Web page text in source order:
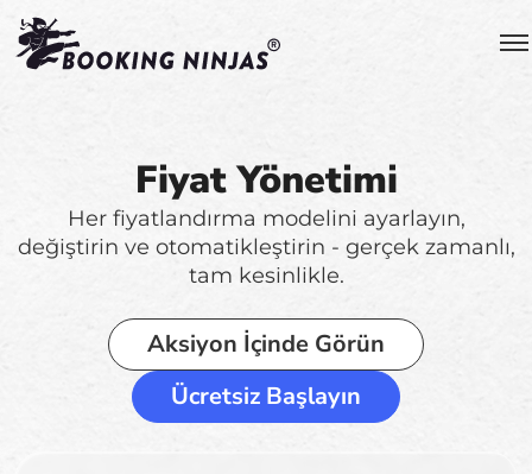
Fiyat Yönetimi
Her fiyatlandırma modelini ayarlayın,
değiştirin ve otomatikleştirin - gerçek zamanlı,
tam kesinlikle.
Aksiyon İçinde Görün
Ücretsiz Başlayın